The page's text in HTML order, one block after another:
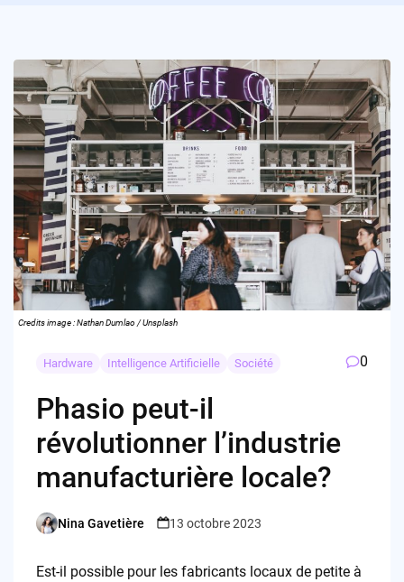
Credits image : Nathan Dumlao / Unsplash
Hardware Intelligence Artificielle Société 0
Phasio peut-il
révolutionner l’industrie
manufacturière locale?
Posted
Nina Gavetière 13 octobre 2023
Est-il possible pour les fabricants locaux de petite à